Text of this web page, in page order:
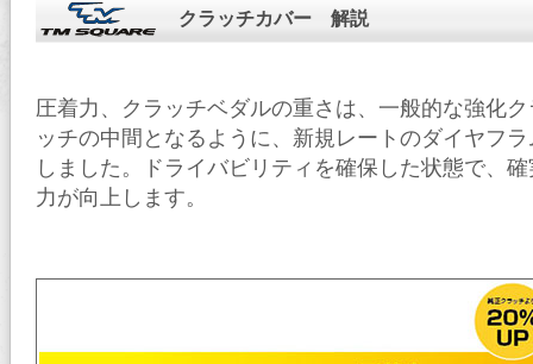
クラッチカバー 解説
圧着力、クラッチベダルの重さは、一般的な強化
ッチの中間となるように、新規レートのダイヤフ
しました。ドライバビリティを確保した状態で、
力が向上します。